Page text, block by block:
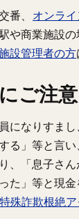
番、 オンライ
や商業施設
設管理者の方
ご注意
になりすま
る」等と言
、「息子さ
た」等と現
殊詐欺根絶